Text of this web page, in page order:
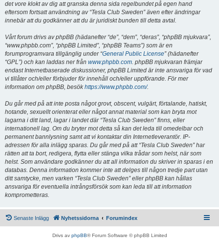
det vore klokt av dig att granska denna sida regelbundet på egen hand
eftersom fortsatt användning av “Tesla Club Sweden” även efter ändringar
innebär att du godkänner att du är juridiskt bunden till detta avtal.
Vårt forum drivs av phpBB (hädanefter “de”, “dem”, “deras”, “phpBB mjukvara”,
“www.phpbb.com”, “phpBB Limited”, “phpBB Teams”) som är en
forumprogramvara tillgänglig under “General Public License” (hädanefter
“GPL”) och kan laddas ner från www.phpbb.com. phpBB mjukvaran främjar
endast Internetbaserade diskussioner, phpBB Limited är inte ansvariga för vad
vi tillåter och/eller förbjuder för innehåll och/eller uppförande. För mer
information om phpBB, besökhttps://www.phpbb.com/.
Du går med på att inte posta något grovt, obscent, vulgärt, förtalande, hatiskt,
hotande, sexuellt orienterat eller något annat material som kan bryta mot
lagarna i ditt land, lagar i landet där “Tesla Club Sweden” finns, eller
internationell lag. Om du bryter mot detta så kan det leda till omedelbar och
permanent bannlysning samt att vi kontaktar din Internetleverantör. IP-
adressen för alla inlägg sparas. Du går med på att “Tesla Club Sweden” har
rätten att ta bort, redigera, flytta eller stänga vilka trådar som helst, när som
helst. Som användare godkänner du att all information du skriver in sparas i en
databas. Denna information kommer inte att delges till någon tredje part utan
ditt samtycke, men varken “Tesla Club Sweden” eller phpBB kan hållas
ansvariga för eventuella intrångsförsök som kan leda till att information
komprometteras.
Senaste Inlägg Nyhetssidorna Forumindex
Drivs av phpBB® Forum Software © phpBB Limited